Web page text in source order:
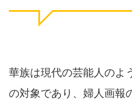
華族は現代の芸能人のよ
の対象であり、婦人画報